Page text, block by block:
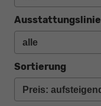
Ausstattungslinie
Sortierung